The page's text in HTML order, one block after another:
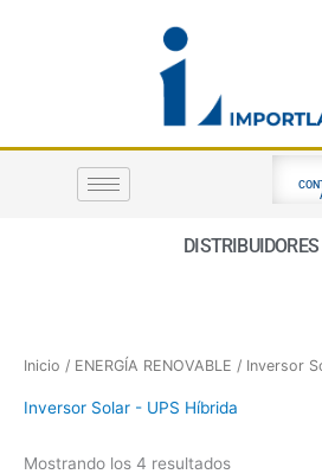
DISTRIBUIDORES
Inicio / ENERGÍA RENOVABLE / Inversor
Inversor Solar - UPS Híbrida
Mostrando los 4 resultados